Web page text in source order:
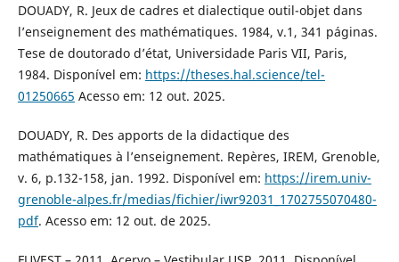
DOUADY, R. Jeux de cadres et dialectique outil-objet dans
l’enseignement des mathématiques. 1984, v.1, 341 páginas.
Tese de doutorado d’état, Universidade Paris VII, Paris,
1984. Disponível em: https://theses.hal.science/tel-
01250665 Acesso em: 12 out. 2025.
DOUADY, R. Des apports de la didactique des
mathématiques à l’enseignement. Repères, IREM, Grenoble,
v. 6, p.132-158, jan. 1992. Disponível em: https://irem.univ-
grenoble-alpes.fr/medias/fichier/iwr92031_1702755070480-
pdf. Acesso em: 12 out. de 2025.